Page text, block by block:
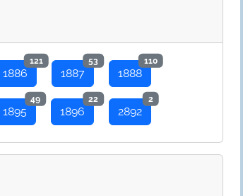
1886
121
1887
53
1888
110
1895
49
1896
22
2892
2